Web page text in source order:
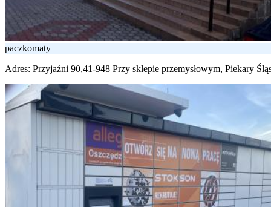
paczkomaty
Adres: Przyjaźni 90,41-948 Przy sklepie przemysłowym, Piekary